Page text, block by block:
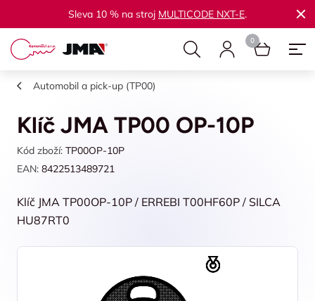
Sleva 10 % na stroj MULTICODE NXT-E.
Automobil a pick-up (TP00)
Klíč JMA TP00 OP-10P
Kód zboží: TP00OP-10P
EAN: 8422513489721
Klíč JMA TP00OP-10P / ERREBI T00HF60P / SILCA
HU87RT0